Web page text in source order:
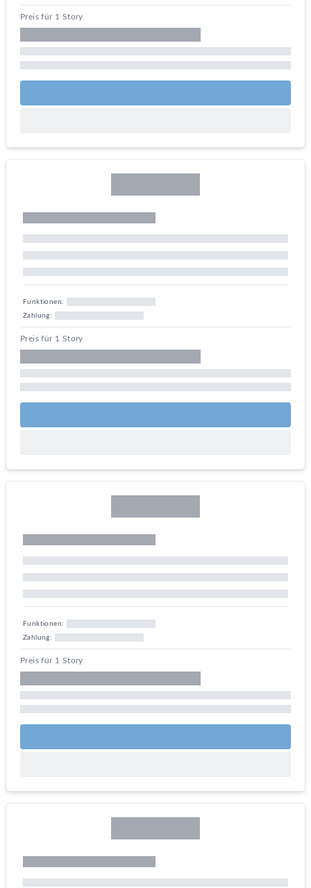
Preis für 1 Story
Funktionen:
Zahlung:
Preis für 1 Story
Funktionen:
Zahlung:
Preis für 1 Story